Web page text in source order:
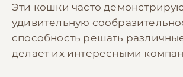
Эти кошки часто
удивительную
способность решать
делает их интересными